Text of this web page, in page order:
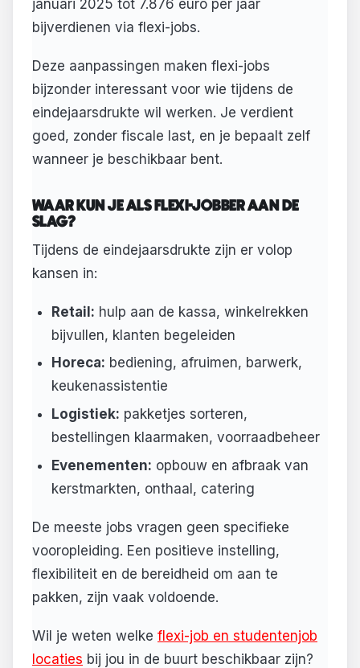
januari 2025 tot 7.876 euro per jaar
bijverdienen via flexi-jobs.
Deze aanpassingen maken flexi-jobs
bijzonder interessant voor wie tijdens de
eindejaarsdrukte wil werken. Je verdient
goed, zonder fiscale last, en je bepaalt zelf
wanneer je beschikbaar bent.
WAAR KUN JE ALS FLEXI-JOBBER AAN DE
SLAG?
Tijdens de eindejaarsdrukte zijn er volop
kansen in:
Retail: hulp aan de kassa, winkelrekken
bijvullen, klanten begeleiden
Horeca: bediening, afruimen, barwerk,
keukenassistentie
Logistiek: pakketjes sorteren,
bestellingen klaarmaken, voorraadbeheer
Evenementen: opbouw en afbraak van
kerstmarkten, onthaal, catering
De meeste jobs vragen geen specifieke
vooropleiding. Een positieve instelling,
flexibiliteit en de bereidheid om aan te
pakken, zijn vaak voldoende.
Wil je weten welke flexi-job en studentenjob
locaties bij jou in de buurt beschikbaar zijn?